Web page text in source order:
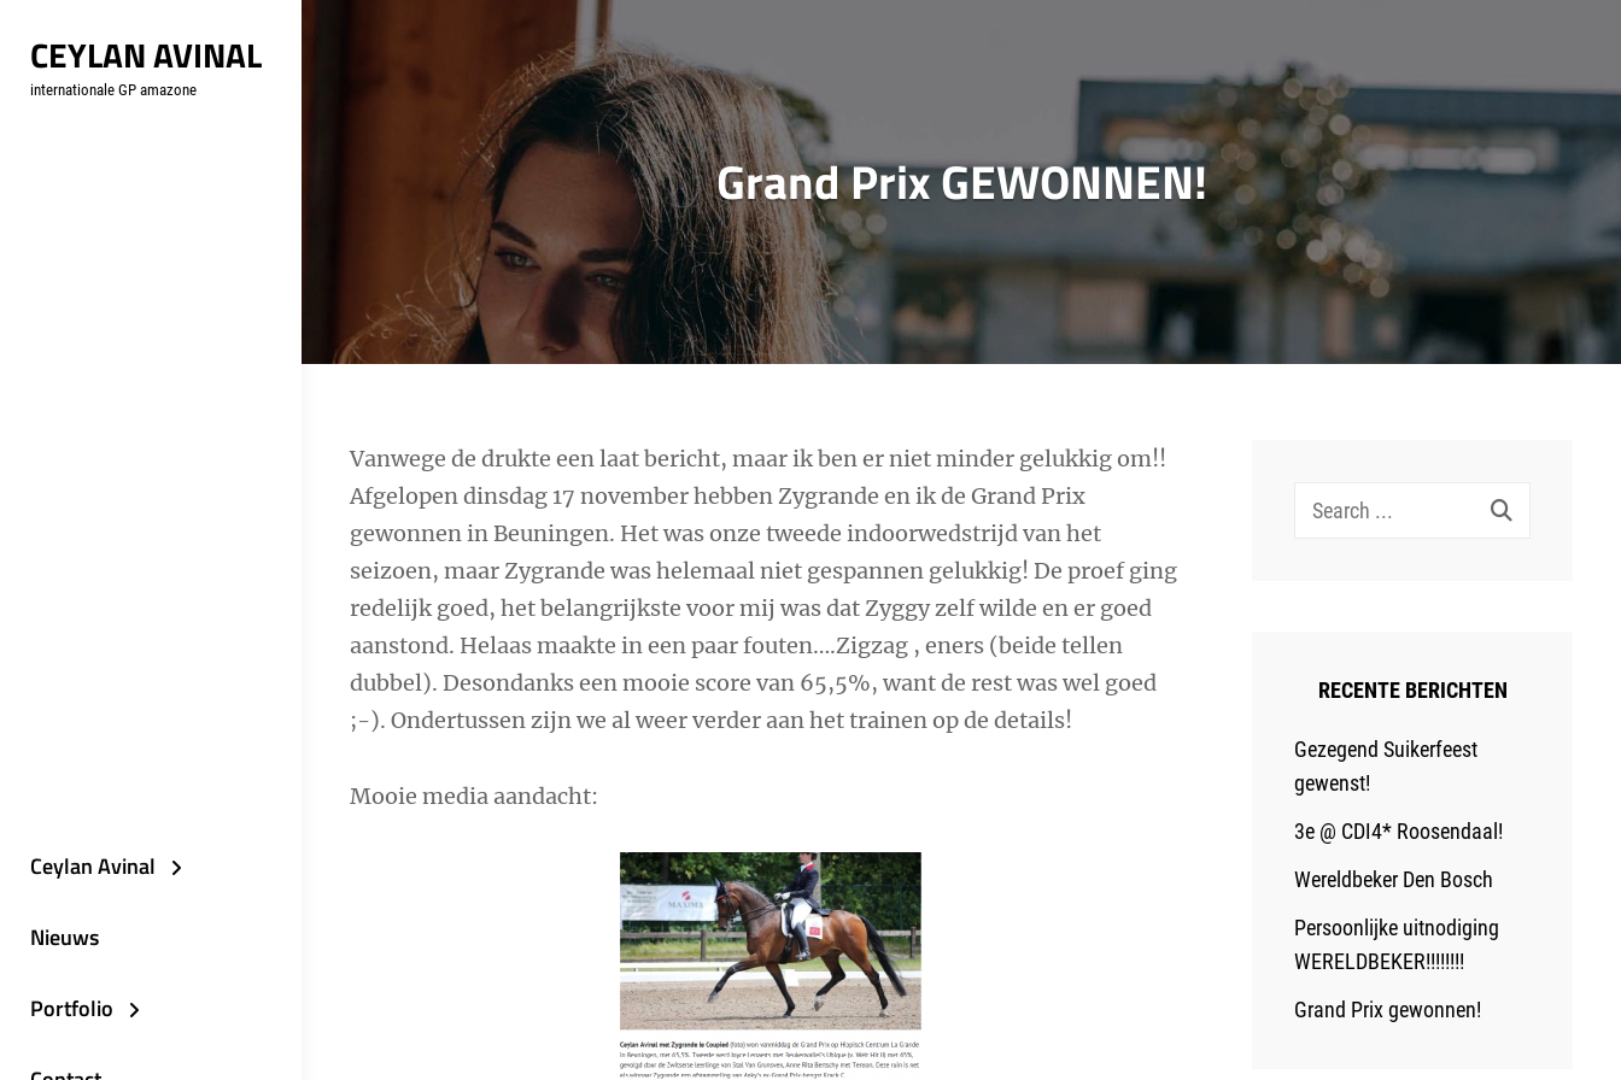
content
CEYLAN AVINAL
internationale GP amazone
Ceylan Avinal
Nieuws
Portfolio
Grand Prix GEWONNEN!
Vanwege de drukte een laat bericht, maar ik ben er niet minder gelukkig om!!
Afgelopen dinsdag 17 november hebben Zygrande en ik de Grand Prix
gewonnen in Beuningen. Het was onze tweede indoorwedstrijd van het
seizoen, maar Zygrande was helemaal niet gespannen gelukkig! De proef ging
redelijk goed, het belangrijkste voor mij was dat Zyggy zelf wilde en er goed
aanstond. Helaas maakte in een paar fouten….Zigzag , eners (beide tellen
dubbel). Desondanks een mooie score van 65,5%, want de rest was wel goed
;-). Ondertussen zijn we al weer verder aan het trainen op de details!
Mooie media aandacht:
Bericht
navigatie
Search
RECENTE BERICHTEN
Gezegend Suikerfeest
gewenst!
3e @ CDI4* Roosendaal!
Wereldbeker Den Bosch
Persoonlijke uitnodiging
WERELDBEKER!!!!!!!!
Grand Prix gewonnen!